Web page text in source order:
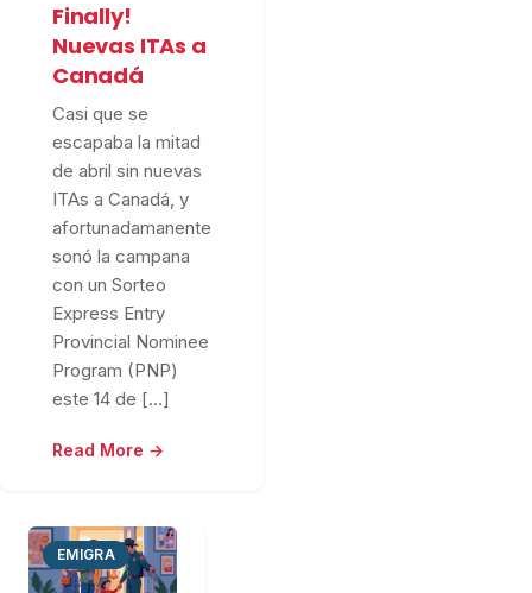
Finally!
Nuevas ITAs a
Canadá
Casi que se
escapaba la mitad
de abril sin nuevas
ITAs a Canadá, y
afortunadamanente
sonó la campana
con un Sorteo
Express Entry
Provincial Nominee
Program (PNP)
este 14 de […]
Read More →
EMIGRA